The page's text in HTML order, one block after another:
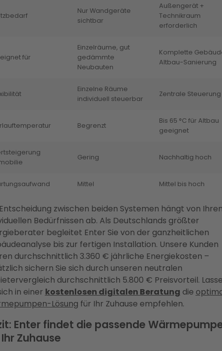
Nur Wandgeräte
sichtbar
Außengerät +
Technikraum
erforderlich
für
Einzelräume, gut
gedämmte
Neubauten
Komplette
Altbau-Sanierung
Einzelne Räume
individuell steuerbar
Zentrale Steuerung
Begrenzt
Bis 65 °C für Altbau
geeignet
Gering Nachhaltig hoch
Mittel Mittel bis hoch
zwischen beiden Systemen hängt von
Bedürfnissen ab. Als Deutschlands größter
begleitet Enter Sie von der ganzheitlichen
bis zur fertigen Installation. Unsere Kunden
durchschnittlich 3.360 € jährliche Energiekosten –
sichern Sie sich durch unseren neutralen
durchschnittlich 5.800 € Preisvorteil.
in einer kostenlosen digitalen Beratung die
Lösung für Ihr Zuhause empfehlen.
Enter findet die passende
Zuhause